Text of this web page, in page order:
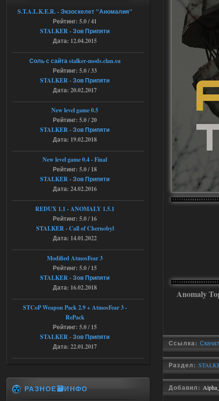
Anomaly
Ссылка:
Раздел:
Добавил:
https://rutube.ru/video/50be34
6a53045b746b6f2d80812029a
3/?r=plemwd
Объединенный Пак 2 + OGSR +
STCoP WP 3.4
Stalker-Mods-Clan-su
Доступно только для пользователей
Объединенный Пак 2 + OGSR +
STCoP WP 3.4
andreyforest1993
там есть опция расшириные
анимации нпс, я поставил
галочку но толку ноль, ни каких
анимаций нет, может это что-то другое,
не известно, больше нет ни каких таких
кнопок по поводу анимаций
Последний рассвет - Эпизод 1
Stalker-Mods-Clan-su
Объединенный Пак 2 + OGSR +
STCoP WP 3.4
Доступно только для пользователей
S.T.A.L.K.E.R. - Экзоскелет "Аномалия"
Рейтинг: 5.0 / 41
STALKER - Зов Припяти
Дата: 12.04.2015
Соль с сайта stalker-mods.clan.su
Рейтинг: 5.0 / 33
STALKER - Зов Припяти
Дата: 20.02.2017
New level game 0.5
Рейтинг: 5.0 / 20
STALKER - Зов Припяти
Дата: 19.02.2018
New level game 0.4 - Final
Рейтинг: 5.0 / 18
STALKER - Зов Припяти
Дата: 24.02.2016
REDUX 1.1​​​​​​​ - ANOMALY 1.5.1
Рейтинг: 5.0 / 16
STALKER - Call of Chernobyl
Дата: 14.01.2022
Modified AtmosFear 3
Рейтинг: 5.0 / 15
STALKER - Зов Припяти
Дата: 16.02.2018
STCoP Weapon Pack 2.9 + AtmosFear 3 -
RePack
Рейтинг: 5.0 / 15
STALKER - Зов Припяти
Дата: 22.01.2017
РАЗНОЕ🗃️ИНФО